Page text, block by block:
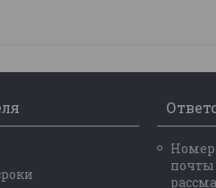
Номер
почты